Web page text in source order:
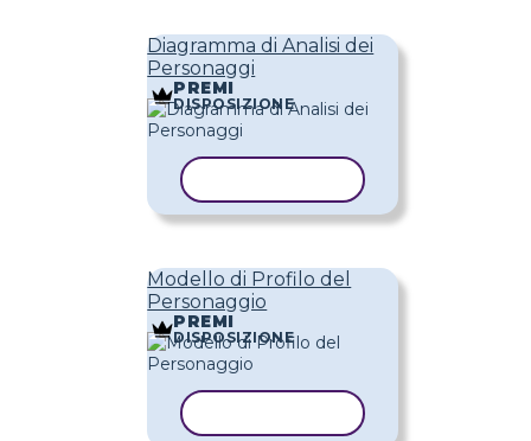
Diagramma di Analisi dei
Personaggi
PREMI
DISPOSIZIONE
Modello di Profilo del
Personaggio
PREMI
DISPOSIZIONE